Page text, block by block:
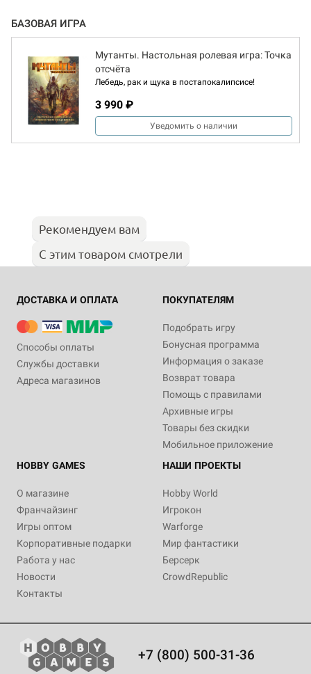
БАЗОВАЯ ИГРА
Мутанты. Настольная ролевая игра: Точка
отсчёта
Лебедь, рак и щука в постапокалипсисе!
3 990 ₽
Уведомить о наличии
Рекомендуем вам
С этим товаром смотрели
ДОСТАВКА И ОПЛАТА
Способы оплаты
Службы доставки
Адреса магазинов
ПОКУПАТЕЛЯМ
Подобрать игру
Бонусная программа
Информация о заказе
Возврат товара
Помощь с правилами
Архивные игры
Товары без скидки
Мобильное приложение
HOBBY GAMES
О магазине
Франчайзинг
Игры оптом
Корпоративные подарки
Работа у нас
Новости
Контакты
НАШИ ПРОЕКТЫ
Hobby World
Игрокон
Warforge
Мир фантастики
Берсерк
CrowdRepublic
+7 (800) 500-31-36